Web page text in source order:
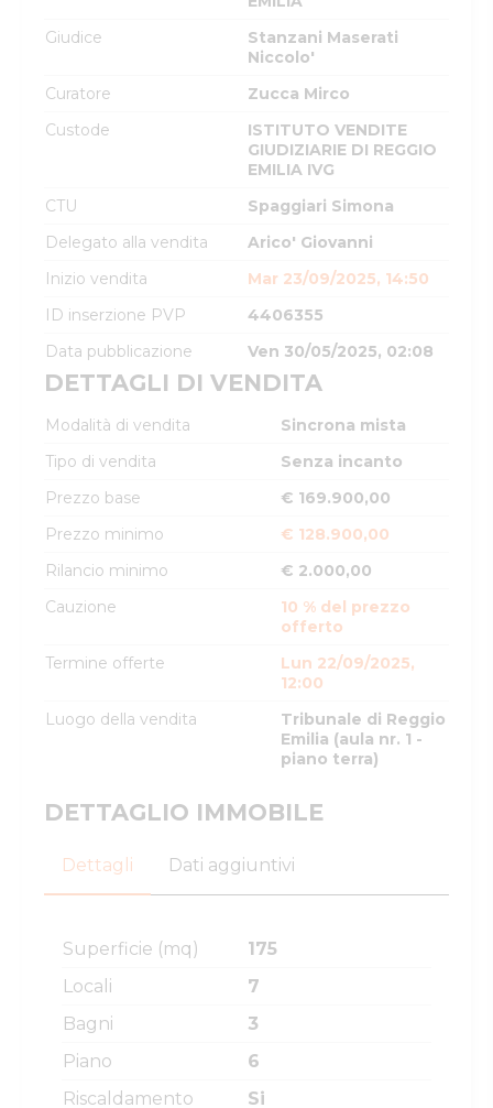
Giudice
Stanzani Maserati
Niccolo'
Curatore
Zucca Mirco
Custode
ISTITUTO VENDITE
GIUDIZIARIE DI REGGIO
EMILIA IVG
CTU
Spaggiari Simona
Delegato alla vendita
Arico' Giovanni
Inizio vendita
Mar 23/09/2025, 14:50
ID inserzione PVP
4406355
Data pubblicazione
Ven 30/05/2025, 02:08
DETTAGLI DI VENDITA
Modalità di vendita
Sincrona mista
Tipo di vendita
Senza incanto
Prezzo base
€ 169.900,00
Prezzo minimo
€ 128.900,00
Rilancio minimo
€ 2.000,00
Cauzione
10 % del prezzo
offerto
Termine offerte
Lun 22/09/2025,
12:00
Luogo della vendita
Tribunale di Reggio
Emilia (aula nr. 1 -
piano terra)
DETTAGLIO IMMOBILE
Dettagli Dati aggiuntivi
Superficie (mq)
175
Locali
7
Bagni
3
Piano
6
Riscaldamento
Si